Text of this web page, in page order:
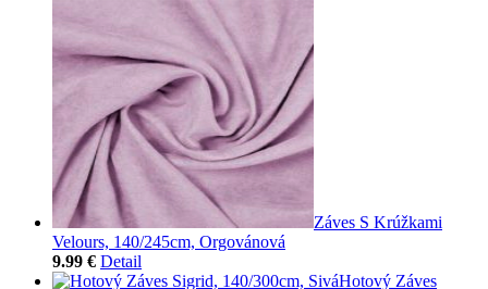
Záves S Krúžkami
Velours, 140/245cm, Orgovánová
9.99 € Detail
Hotový Záves